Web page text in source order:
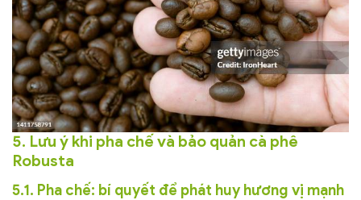
5. Lưu ý khi pha chế và bảo quản cà phê
Robusta
5.1. Pha chế: bí quyết để phát huy hương vị mạnh